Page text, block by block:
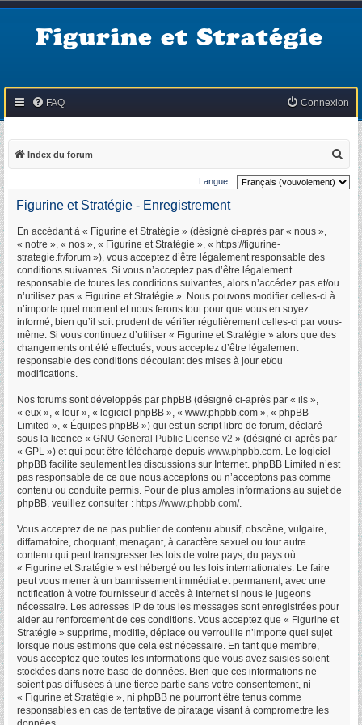
Figurine et Stratégie
FAQ Connexion
Index du forum
e
c
Langue :
Figurine et Stratégie - Enregistrement
En accédant à « Figurine et Stratégie » (désigné ci-après par « nous »,
« notre », « nos », « Figurine et Stratégie », « https://figurine-
strategie.fr/forum »), vous acceptez d’être légalement responsable des
conditions suivantes. Si vous n’acceptez pas d’être légalement
responsable de toutes les conditions suivantes, alors n’accédez pas et/ou
n’utilisez pas « Figurine et Stratégie ». Nous pouvons modifier celles-ci à
n’importe quel moment et nous ferons tout pour que vous en soyez
informé, bien qu’il soit prudent de vérifier régulièrement celles-ci par vous-
même. Si vous continuez d’utiliser « Figurine et Stratégie » alors que des
changements ont été effectués, vous acceptez d’être légalement
responsable des conditions découlant des mises à jour et/ou
modifications.
Nos forums sont développés par phpBB (désigné ci-après par « ils »,
« eux », « leur », « logiciel phpBB », « www.phpbb.com », « phpBB
Limited », « Équipes phpBB ») qui est un script libre de forum, déclaré
sous la licence « GNU General Public License v2 » (désigné ci-après par
« GPL ») et qui peut être téléchargé depuis www.phpbb.com. Le logiciel
phpBB facilite seulement les discussions sur Internet. phpBB Limited n’est
pas responsable de ce que nous acceptons ou n’acceptons pas comme
contenu ou conduite permis. Pour de plus amples informations au sujet de
phpBB, veuillez consulter : https://www.phpbb.com/.
Vous acceptez de ne pas publier de contenu abusif, obscène, vulgaire,
diffamatoire, choquant, menaçant, à caractère sexuel ou tout autre
contenu qui peut transgresser les lois de votre pays, du pays où
« Figurine et Stratégie » est hébergé ou les lois internationales. Le faire
peut vous mener à un bannissement immédiat et permanent, avec une
notification à votre fournisseur d’accès à Internet si nous le jugeons
nécessaire. Les adresses IP de tous les messages sont enregistrées pour
aider au renforcement de ces conditions. Vous acceptez que « Figurine et
Stratégie » supprime, modifie, déplace ou verrouille n’importe quel sujet
lorsque nous estimons que cela est nécessaire. En tant que membre,
vous acceptez que toutes les informations que vous avez saisies soient
stockées dans notre base de données. Bien que ces informations ne
soient pas diffusées à une tierce partie sans votre consentement, ni
« Figurine et Stratégie », ni phpBB ne pourront être tenus comme
responsables en cas de tentative de piratage visant à compromettre les